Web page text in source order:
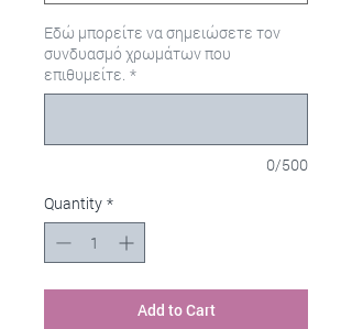
Εδώ μπορείτε να σημειώσετε τον
συνδυασμό χρωμάτων που
επιθυμείτε. *
0/500
Quantity *
Add to Cart